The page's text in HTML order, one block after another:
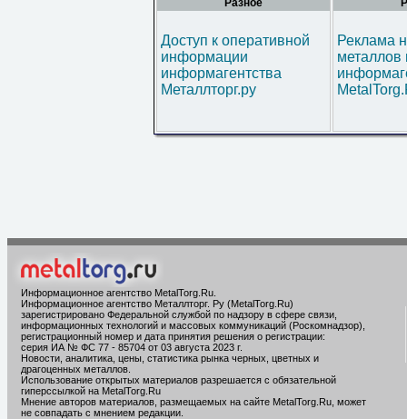
Разное
Доступ к оперативной
информации
информагентства
Металлторг.ру
Реклама
металлов
Информационное агентство MetalTorg.Ru
Информационное агентство Металлторг. Ру (MetalTorg.Ru)
зарегистрировано Федеральной службой по надзору в сфере связи,
информационных технологий и массовых коммуникаций (Роскомнадзор),
регистрационный номер и дата принятия решения о регистрации:
серия ИА № ФС 77 - 85704 от 03 августа 2023 г.
Новости, аналитика, цены, статистика рынка черных, цветных и
драгоценных металлов.
Использование открытых материалов разрешается с обязательной
гиперссылкой на MetalTorg.Ru
Мнение авторов материалов, размещаемых на сайте MetalTorg.Ru, может
не совпадать с мнением редакции.